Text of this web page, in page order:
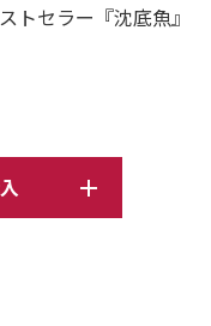
トセラー『沈底魚』